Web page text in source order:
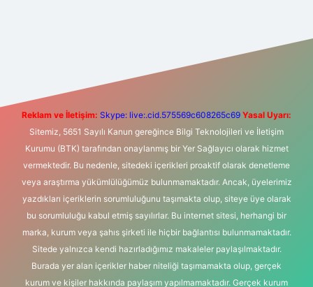
Reklam ve İletişim: Skype: live:.cid.575569c608265c69 Yasal Uyarı:
Sitemiz, 5651 Sayılı Kanun gereğince Bilgi Teknolojileri ve İletişim
Kurumu (BTK) tarafından onaylanmış bir Yer Sağlayıcı olarak hizmet
vermektedir. Bu nedenle, sitedeki içerikleri proaktif olarak denetleme
veya araştırma yükümlülüğümüz bulunmamaktadır. Ancak, üyelerimiz
yazdıkları içeriklerin sorumluluğunu taşımakta olup, siteye üye olarak
bu sorumluluğu kabul etmiş sayılırlar. Bu internet sitesi, herhangi bir
marka, kurum veya şahıs şirketi ile hiçbir bağlantısı bulunmamaktadır.
Sitede yalnızca kendi hazırladığımız makaleler paylaşılmaktadır.
Burada yer alan içerikler haber niteliği taşımamakta olup, gerçek
kurum ve kişiler hakkında paylaşım yapılmamaktadır. Gerçek kurum